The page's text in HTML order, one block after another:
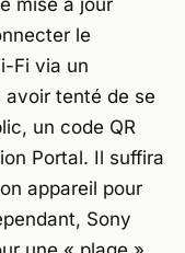
mise à jour
le
Fi via un
tenté de se
un code QR
Portal. Il suffira
appareil pour
Sony